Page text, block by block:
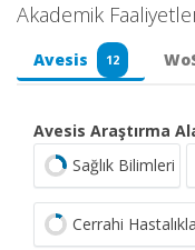
Akademik
Avesis 12
Avesis Araştırma
Sağlık Bilimleri
Cerrahi